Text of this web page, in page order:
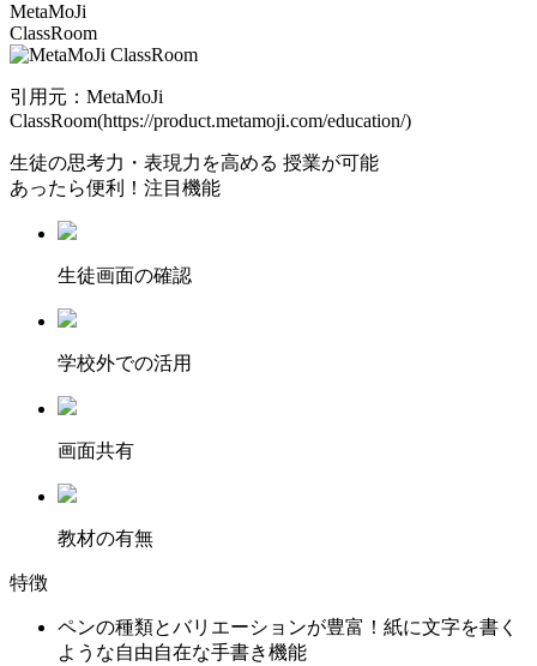
MetaMoJi
ClassRoom
引用元：MetaMoJi
ClassRoom(https://product.metamoji.com/education/)
生徒の思考力・表現力を高める 授業が可能
あったら便利！注目機能
⽣徒画⾯の確認
学校外での活用
画面共有
教材の有無
特徴
ペンの種類とバリエーションが豊富！紙に文字を書く
ような自由自在な手書き機能